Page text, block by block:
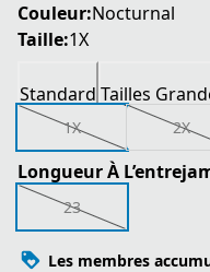
Couleur:Nocturnal
Taille:1X
Standard Tailles
1X 2X
Longueur À
23
Les membres